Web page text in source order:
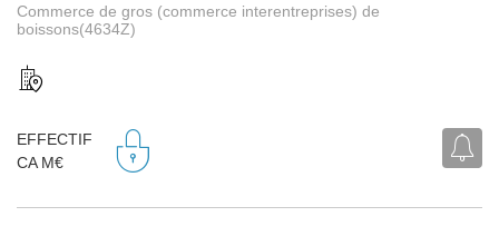
Commerce de gros (commerce interentreprises) de
boissons(4634Z)
EFFECTIF
CA M€